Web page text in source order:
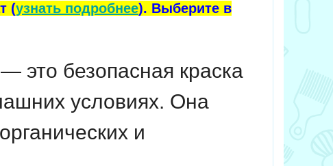
(узнать подробнее). Выберите в
это безопасная краска
условиях. Она
и